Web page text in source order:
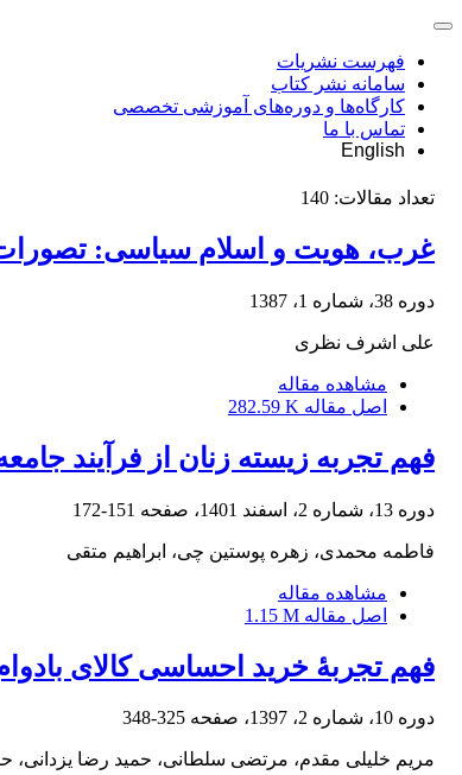
فهرست نشریات
سامانه نشر کتاب
کارگاه‌ها و دوره‌های آموزشی تخصصی
تماس با ما
English
تعداد مقالات: 140
غرب، هویت و اسلام سیاسی:
دوره 38، شماره 1، 1387
علی اشرف نظری
مشاهده مقاله
اصل مقاله 282.59 K
فهم تجربه زیسته زنان از فرآیند
دوره 13، شماره 2، اسفند 1401، صفحه 151-172
فاطمه محمدی، زهره پوستین چی، ابراهیم متقی
مشاهده مقاله
اصل مقاله 1.15 M
فهم تجربۀ خرید احساسی کالای
دوره 10، شماره 2، 1397، صفحه 325-348
مریم خلیلی مقدم، مرتضی سلطانی، حمید رضا یزدانی،